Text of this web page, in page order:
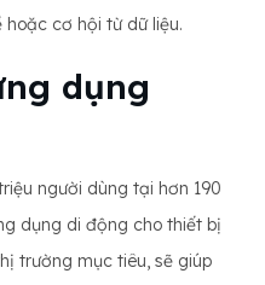
cơ hội từ dữ liệu.
dụng
người dùng tại hơn 190
dụng di động cho thiết bị
trường mục tiêu, sẽ giúp